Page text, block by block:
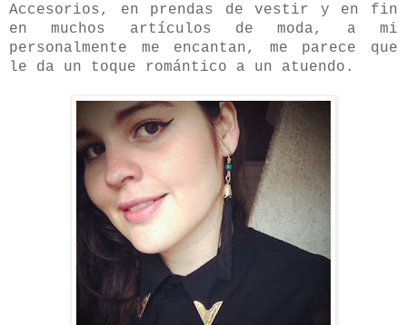
Accesorios, en prendas de vestir y en fin
en muchos artículos de moda, a mi
personalmente me encantan, me parece que
le da un toque romántico a un atuendo.